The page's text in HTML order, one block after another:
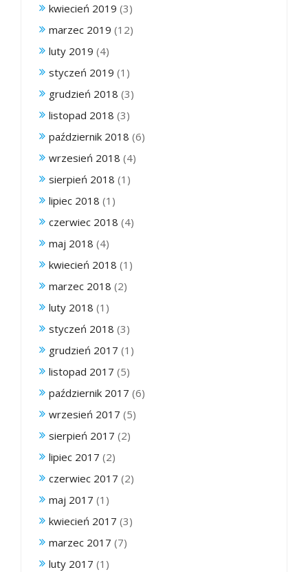
kwiecień 2019 (3)
marzec 2019 (12)
luty 2019 (4)
styczeń 2019 (1)
grudzień 2018 (3)
listopad 2018 (3)
październik 2018 (6)
wrzesień 2018 (4)
sierpień 2018 (1)
lipiec 2018 (1)
czerwiec 2018 (4)
maj 2018 (4)
kwiecień 2018 (1)
marzec 2018 (2)
luty 2018 (1)
styczeń 2018 (3)
grudzień 2017 (1)
listopad 2017 (5)
październik 2017 (6)
wrzesień 2017 (5)
sierpień 2017 (2)
lipiec 2017 (2)
czerwiec 2017 (2)
maj 2017 (1)
kwiecień 2017 (3)
marzec 2017 (7)
luty 2017 (1)